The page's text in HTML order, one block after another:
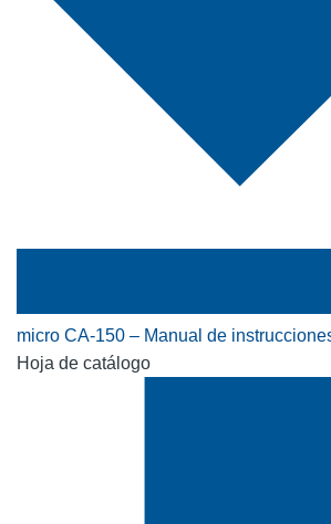
micro CA-150 – Manual de
Hoja de catálogo